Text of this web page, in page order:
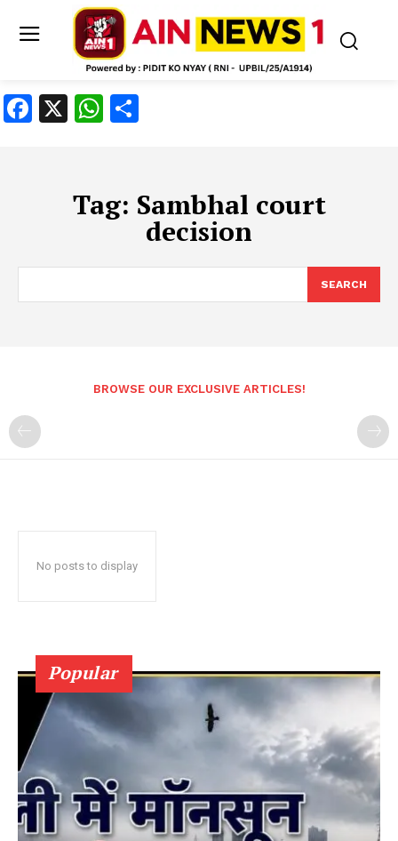
Facebook
X WhatsApp
Tag: Sambhal court
decision
SEARCH
BROWSE OUR EXCLUSIVE ARTICLES!
No posts to display
Popular